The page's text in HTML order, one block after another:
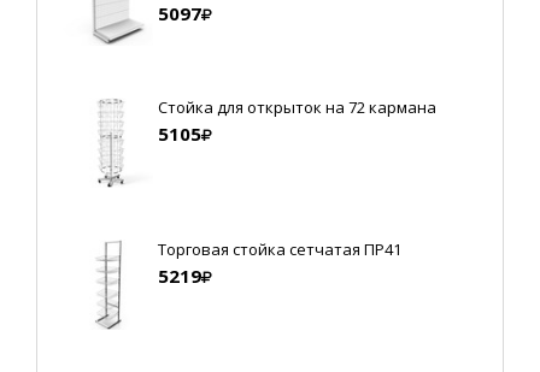
5097
Стойка для открыток на 72 кармана
5105
Торговая стойка сетчатая ПР41
5219